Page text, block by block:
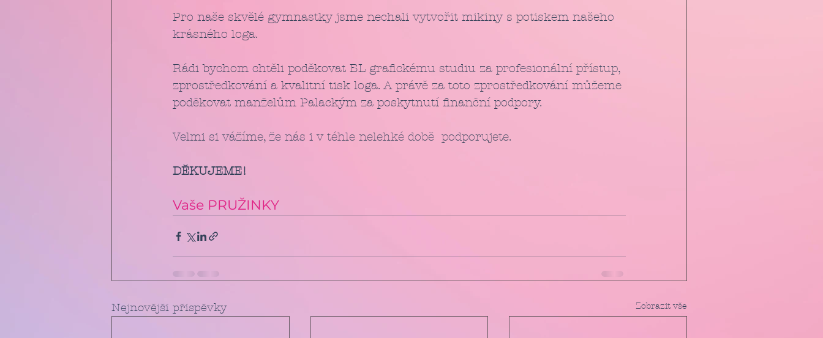
Pro naše skvělé gymnastky jsme nechali vytvořit mikiny s potiskem našeho
krásného loga.
Rádi bychom chtěli poděkovat BL grafickému studiu za profesionální přístup,
zprostředkování a kvalitní tisk loga. A právě za toto zprostředkování můžeme
poděkovat manželům Palackým za poskytnutí finanční podpory.
Velmi si vážíme, že nás i v téhle nelehké době  podporujete.
DĚKUJEME!
Vaše PRUŽINKY
Nejnovější příspěvky Zobrazit vše